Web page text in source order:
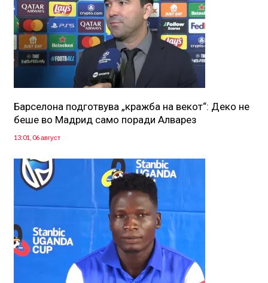
Барселона подготвува „кражба на векот“: Деко не
беше во Мадрид само поради Алварез
13:01, 06 август